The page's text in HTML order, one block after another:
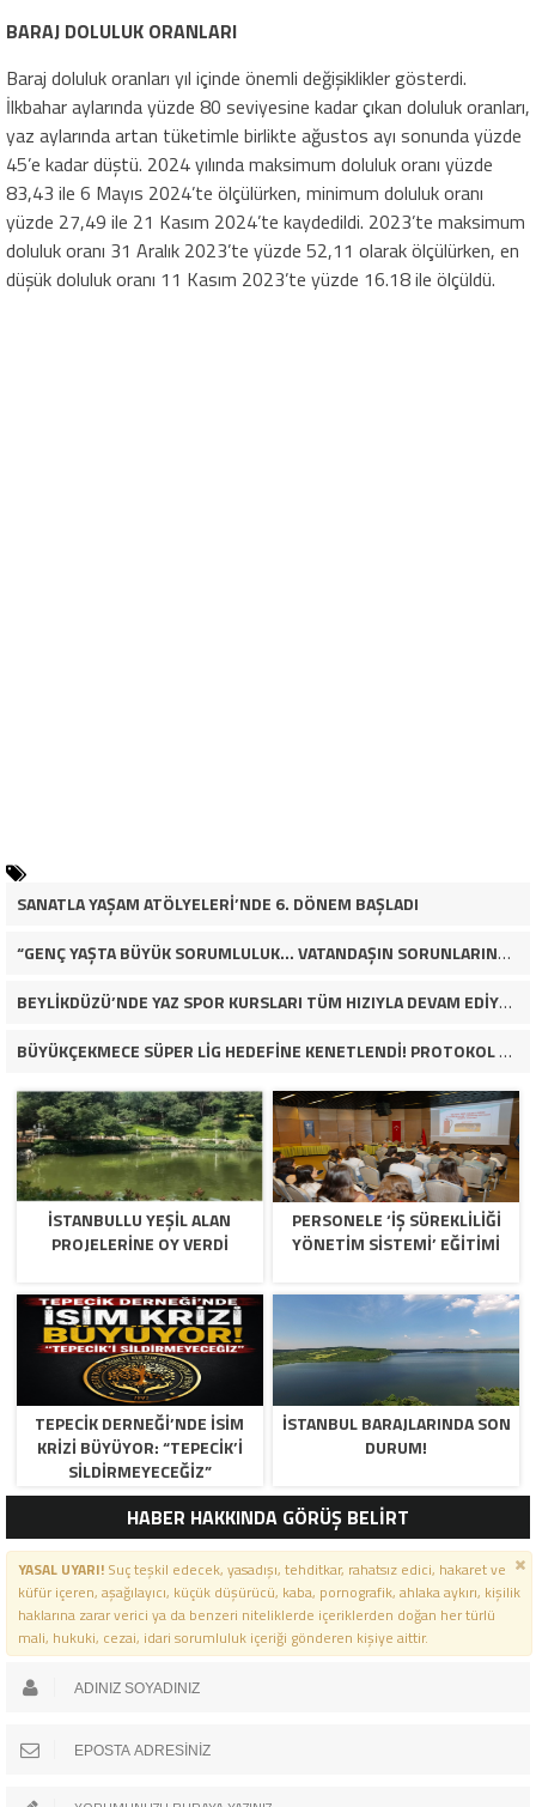
BARAJ DOLULUK ORANLARI
Baraj doluluk oranları yıl içinde önemli değişiklikler gösterdi.
İlkbahar aylarında yüzde 80 seviyesine kadar çıkan doluluk oranları,
yaz aylarında artan tüketimle birlikte ağustos ayı sonunda yüzde
45’e kadar düştü. 2024 yılında maksimum doluluk oranı yüzde
83,43 ile 6 Mayıs 2024’te ölçülürken, minimum doluluk oranı
yüzde 27,49 ile 21 Kasım 2024’te kaydedildi. 2023’te maksimum
doluluk oranı 31 Aralık 2023’te yüzde 52,11 olarak ölçülürken, en
düşük doluluk oranı 11 Kasım 2023’te yüzde 16.18 ile ölçüldü.
SANATLA YAŞAM ATÖLYELERİ’NDE 6. DÖNEM BAŞLADI
“GENÇ YAŞTA BÜYÜK SORUMLULUK… VATANDAŞIN SORUNLARINA ÇÖZÜM ARIYOR!”
BEYLİKDÜZÜ’NDE YAZ SPOR KURSLARI TÜM HIZIYLA DEVAM EDİYOR
BÜYÜKÇEKMECE SÜPER LİG HEDEFİNE KENETLENDİ! PROTOKOL VE İŞ DÜNYASINDAN BASKETBOL TAKIMINA TAM DESTEK…
İSTANBULLU YEŞİL ALAN
PROJELERİNE OY VERDİ
PERSONELE ‘İŞ SÜREKLİLİĞİ
YÖNETİM SİSTEMİ’ EĞİTİMİ
TEPECİK DERNEĞİ’NDE İSİM
KRİZİ BÜYÜYOR: “TEPECİK’İ
SİLDİRMEYECEĞİZ”
İSTANBUL BARAJLARINDA SON
DURUM!
HABER HAKKINDA GÖRÜŞ BELİRT
YASAL UYARI!Suç teşkil edecek, yasadışı, tehditkar, rahatsız edici, hakaret ve
küfür içeren, aşağılayıcı, küçük düşürücü, kaba, pornografik, ahlaka aykırı, kişilik
haklarına zarar verici ya da benzeri niteliklerde içeriklerden doğan her türlü
mali, hukuki, cezai, idari sorumluluk içeriği gönderen kişiye aittir.